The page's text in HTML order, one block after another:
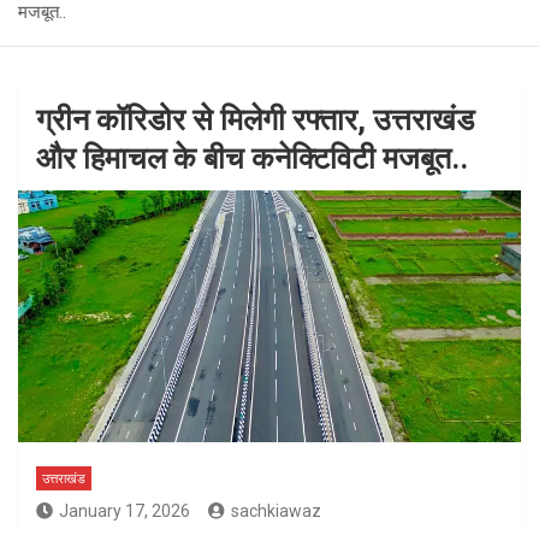
मजबूत..
ग्रीन कॉरिडोर से मिलेगी रफ्तार, उत्तराखंड
और हिमाचल के बीच कनेक्टिविटी मजबूत..
उत्तराखंड
January 17, 2026 sachkiawaz